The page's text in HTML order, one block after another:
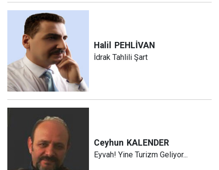
Halil PEHLİVAN
İdrak Tahlili Şart
Ceyhun KALENDER
Eyvah! Yine Turizm Geliyor...